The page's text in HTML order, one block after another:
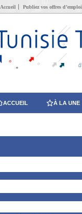
Accueil Publiez vos offres d’emploi
ACCUEIL À LA UNE